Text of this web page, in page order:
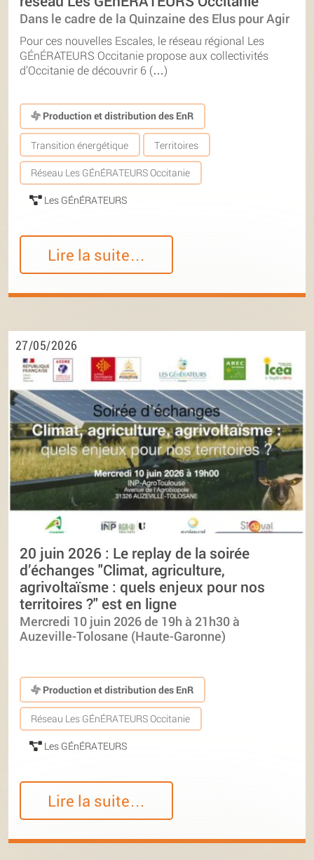
Dans le cadre de la Quinzaine des Elus pour Agir
Pour ces nouvelles Escales, le réseau régional Les
GÉnÉRATEURS Occitanie propose aux collectivités
d’Occitanie de découvrir 6 (…)
Production et distribution des EnR
Transition énergétique Territoires
Réseau Les GÉnÉRATEURS Occitanie
Les GÉnÉRATEURS
Lire la suite…
27/05/2026
20 juin 2026 : Le replay de la soirée
d’échanges "Climat, agriculture,
agrivoltaïsme : quels enjeux pour nos
territoires ?" est en ligne
Mercredi 10 juin 2026 de 19h à 21h30 à
Auzeville-Tolosane (Haute-Garonne)
Production et distribution des EnR
Réseau Les GÉnÉRATEURS Occitanie
Les GÉnÉRATEURS
Lire la suite…